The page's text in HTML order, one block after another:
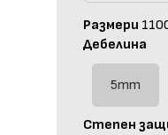
Размери
Дебелина
5mm
Степен